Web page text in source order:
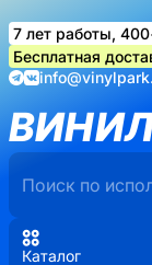
7 лет работы,
Бесплатная
Каталог